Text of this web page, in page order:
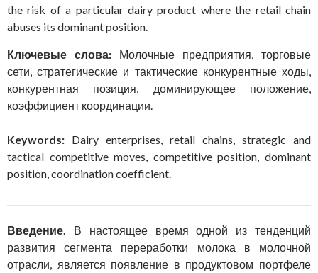
the risk of a particular dairy product where the retail chain
abuses its dominant position.
Ключевые слова: Молочные предприятия, торговые
сети, стратегические и тактические конкурентные ходы,
конкурентная позиция, доминирующее положение,
коэффициент координации.
Keywords: Dairy enterprises, retail chains, strategic and
tactical competitive moves, competitive position, dominant
position, coordination coefficient.
Введение. В настоящее время одной из тенденций
развития сегмента переработки молока в молочной
отрасли, является появление в продуктовом портфеле